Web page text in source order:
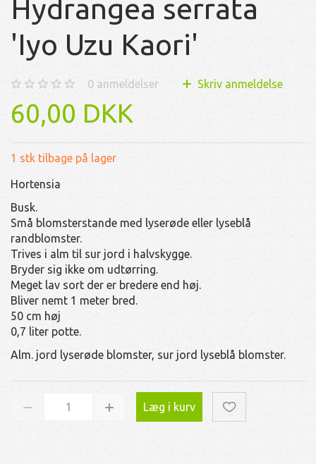
Hydrangea serrata
'Iyo Uzu Kaori'
0 anmeldelser Skriv anmeldelse
60,00 DKK
1 stk tilbage på lager
Hortensia
Busk.
Små blomsterstande med lyserøde eller lyseblå
randblomster.
Trives i alm til sur jord i halvskygge.
Bryder sig ikke om udtørring.
Meget lav sort der er bredere end høj.
Bliver nemt 1 meter bred.
50 cm høj
0,7 liter potte.
Alm. jord lyserøde blomster, sur jord lyseblå blomster.
Læg i kurv